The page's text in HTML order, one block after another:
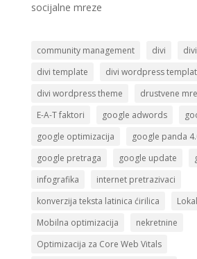
socijalne mreze
community management divi
divi template
divi wordpress
divi wordpress theme
drustvene
E-A-T faktori
google adwords
google optimizacija
google panda
google pretraga
google update
infografika
internet pretrazivaci
konverzija teksta latinica ćirilica
Mobilna optimizacija
nekretnine
Optimizacija za Core Web Vitals